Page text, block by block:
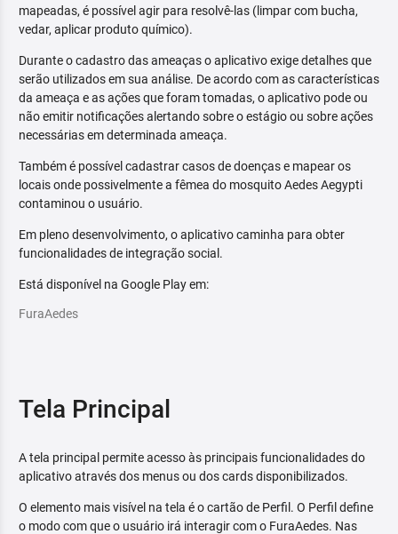
mapeadas, é possível agir para resolvê-las (limpar com bucha,
vedar, aplicar produto químico).
Durante o cadastro das ameaças o aplicativo exige detalhes que
serão utilizados em sua análise. De acordo com as características
da ameaça e as ações que foram tomadas, o aplicativo pode ou
não emitir notificações alertando sobre o estágio ou sobre ações
necessárias em determinada ameaça.
Também é possível cadastrar casos de doenças e mapear os
locais onde possivelmente a fêmea do mosquito Aedes Aegypti
contaminou o usuário.
Em pleno desenvolvimento, o aplicativo caminha para obter
funcionalidades de integração social.
Está disponível na Google Play em:
FuraAedes
Tela Principal
A tela principal permite acesso às principais funcionalidades do
aplicativo através dos menus ou dos cards disponibilizados.
O elemento mais visível na tela é o cartão de Perfil. O Perfil define
o modo com que o usuário irá interagir com o FuraAedes. Nas